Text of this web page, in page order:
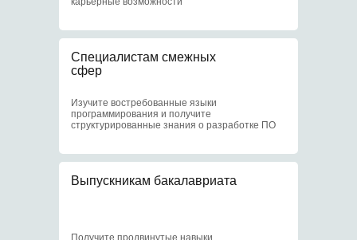
Выпускникам бакалавриата
Получите продвинутые навыки
Специалистам смежных
сфер
Изучите востребованные языки
программирования и получите
структурированные знания о разработке ПО
Отсрочка
от армии
Доступ к научным
центрам МИФИ